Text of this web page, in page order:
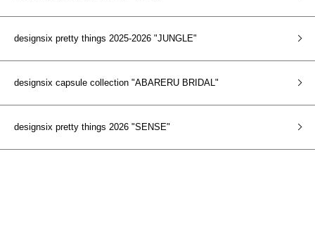
designsix pretty things 2025-2026 "JUNGLE"
designsix capsule collection "ABARERU BRIDAL"
designsix pretty things 2026 "SENSE"